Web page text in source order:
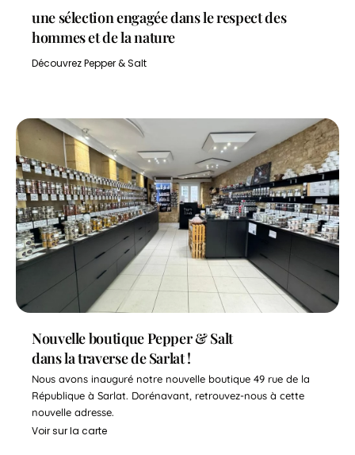
une sélection engagée dans le respect des
hommes et de la nature
Découvrez Pepper & Salt
Nouvelle boutique Pepper & Salt
dans la traverse de Sarlat !
Nous avons inauguré notre nouvelle boutique 49 rue de la
République à Sarlat. Dorénavant, retrouvez-nous à cette
nouvelle adresse.
Voir sur la carte